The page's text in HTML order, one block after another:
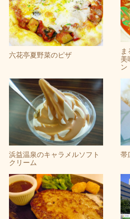
六花亭夏野菜のピザ
美
ン
浜益温泉のキャラメルソフト
クリーム
帯